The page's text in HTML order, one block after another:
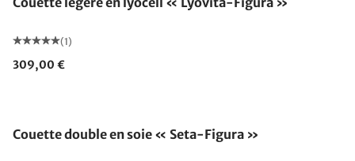
(1)
309,00 €
Couette double en soie « Seta-Figura »